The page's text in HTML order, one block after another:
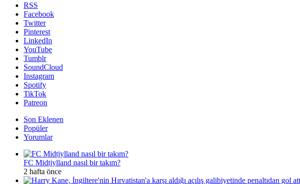
RSS
Facebook
Twitter
Pinterest
LinkedIn
YouTube
Tumblr
SoundCloud
Instagram
Spotify
TikTok
Patreon
Son Eklenen
Popüler
Yorumlar
FC Midtjylland nasıl bir takım?
2 hafta önce